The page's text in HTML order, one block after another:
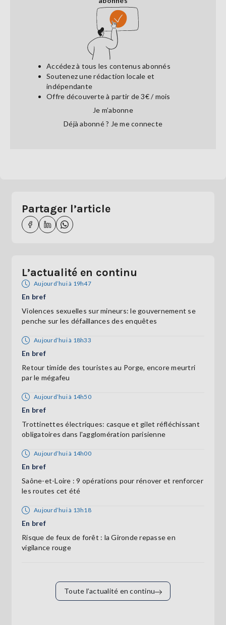
Accédez à tous les contenus abonnés
Soutenez une rédaction locale et
indépendante
Offre découverte à partir de 3€ / mois
Je m’abonne
Déjà abonné ? Je me connecte
Partager l’article
L’actualité en continu
Aujourd’hui à 19h47
En bref
Violences sexuelles sur mineurs: le gouvernement se
penche sur les défaillances des enquêtes
Aujourd’hui à 18h33
En bref
Retour timide des touristes au Porge, encore meurtri
par le mégafeu
Aujourd’hui à 14h50
En bref
Trottinettes électriques: casque et gilet réfléchissant
obligatoires dans l'agglomération parisienne
Aujourd’hui à 14h00
En bref
Saône-et-Loire : 9 opérations pour rénover et renforcer
les routes cet été
Aujourd’hui à 13h18
En bref
Risque de feux de forêt : la Gironde repasse en
vigilance rouge
Toute l’actualité en continu